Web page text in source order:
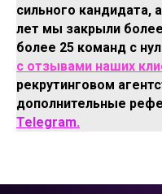
сильного кандидата,
лет мы закрыли
более 25 команд с
с отзывами наших
рекрутинговом
дополнительные
Telegram.